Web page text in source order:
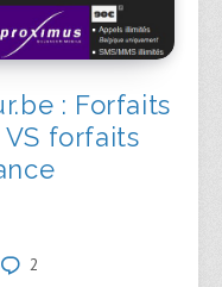
: Forfaits
forfaits
2